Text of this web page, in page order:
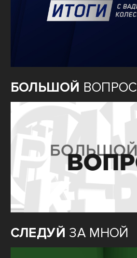
БОЛЬШОЙ ВОПРОС
СЛЕДУЙ ЗА МНОЙ